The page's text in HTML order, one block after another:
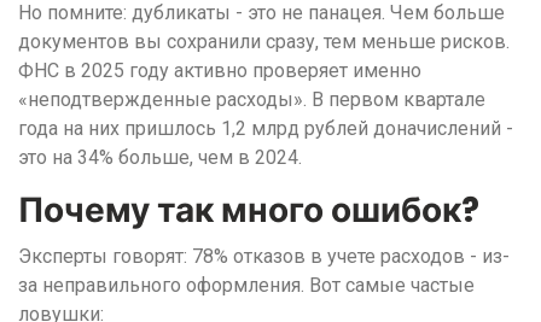
Но помните: дубликаты - это не панацея. Чем больше
документов вы сохранили сразу, тем меньше рисков.
ФНС в 2025 году активно проверяет именно
«неподтвержденные расходы». В первом квартале
года на них пришлось 1,2 млрд рублей доначислений -
это на 34% больше, чем в 2024.
Почему так много ошибок?
Эксперты говорят: 78% отказов в учете расходов - из-
за неправильного оформления. Вот самые частые
ловушки: